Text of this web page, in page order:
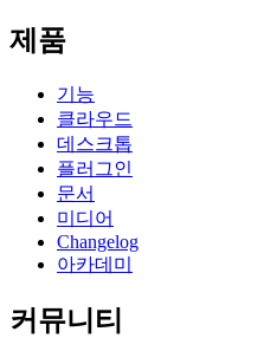
제품
기능
클라우드
데스크톱
플러그인
문서
미디어
Changelog
아카데미
커뮤니티